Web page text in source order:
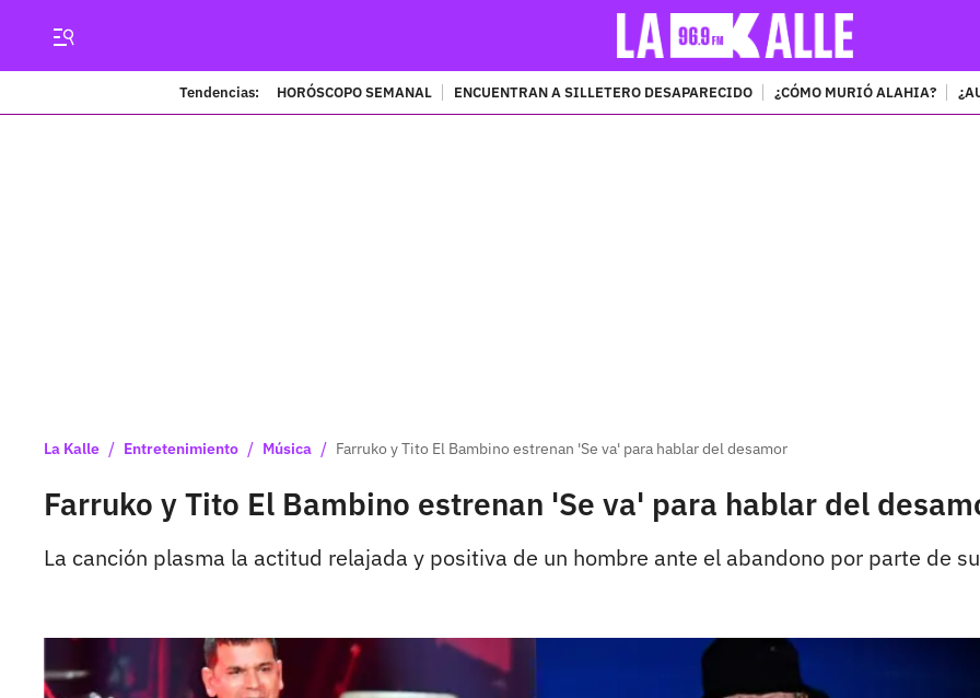
Tendencias: HORÓSCOPO SEMANAL ENCUENTRAN A SILLETERO DESAPARECIDO ¿CÓMO MURIÓ ALAHIA?
La Kalle / Entretenimiento / Música / Farruko y Tito El Bambino estrenan 'Se va' para hablar del desamor
Farruko y Tito El Bambino estrenan 'Se va' para hablar del
La canción plasma la actitud relajada y positiva de un hombre ante el abandono por parte de